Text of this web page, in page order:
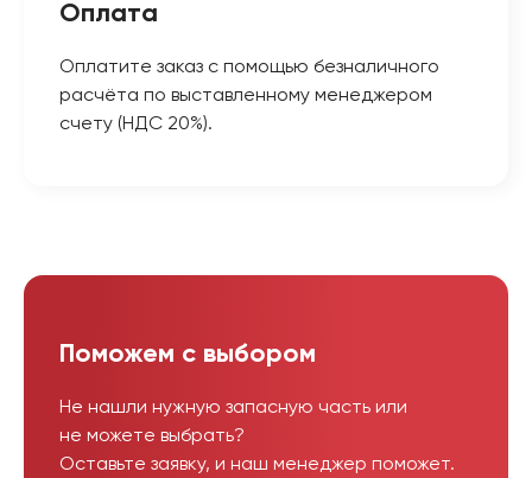
Оплата
Оплатите заказ с помощью безналичного
расчёта по выставленному менеджером
счету (НДС 20%).
Поможем с выбором
Не нашли нужную запасную часть или
не можете выбрать?
Оставьте заявку, и наш менеджер поможет.